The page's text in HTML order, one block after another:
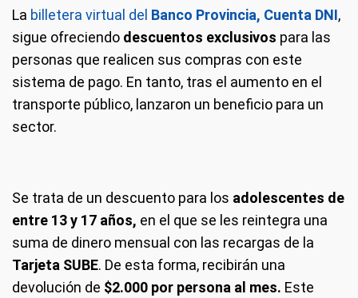
La billetera virtual del Banco Provincia, Cuenta DNI,
sigue ofreciendo descuentos exclusivos para las
personas que realicen sus compras con este
sistema de pago. En tanto, tras el aumento en el
transporte público, lanzaron un beneficio para un
sector.
Se trata de un descuento para los adolescentes de
entre 13 y 17 años, en el que se les reintegra una
suma de dinero mensual con las recargas de la
Tarjeta SUBE. De esta forma, recibirán una
devolución de $2.000 por persona al mes. Este